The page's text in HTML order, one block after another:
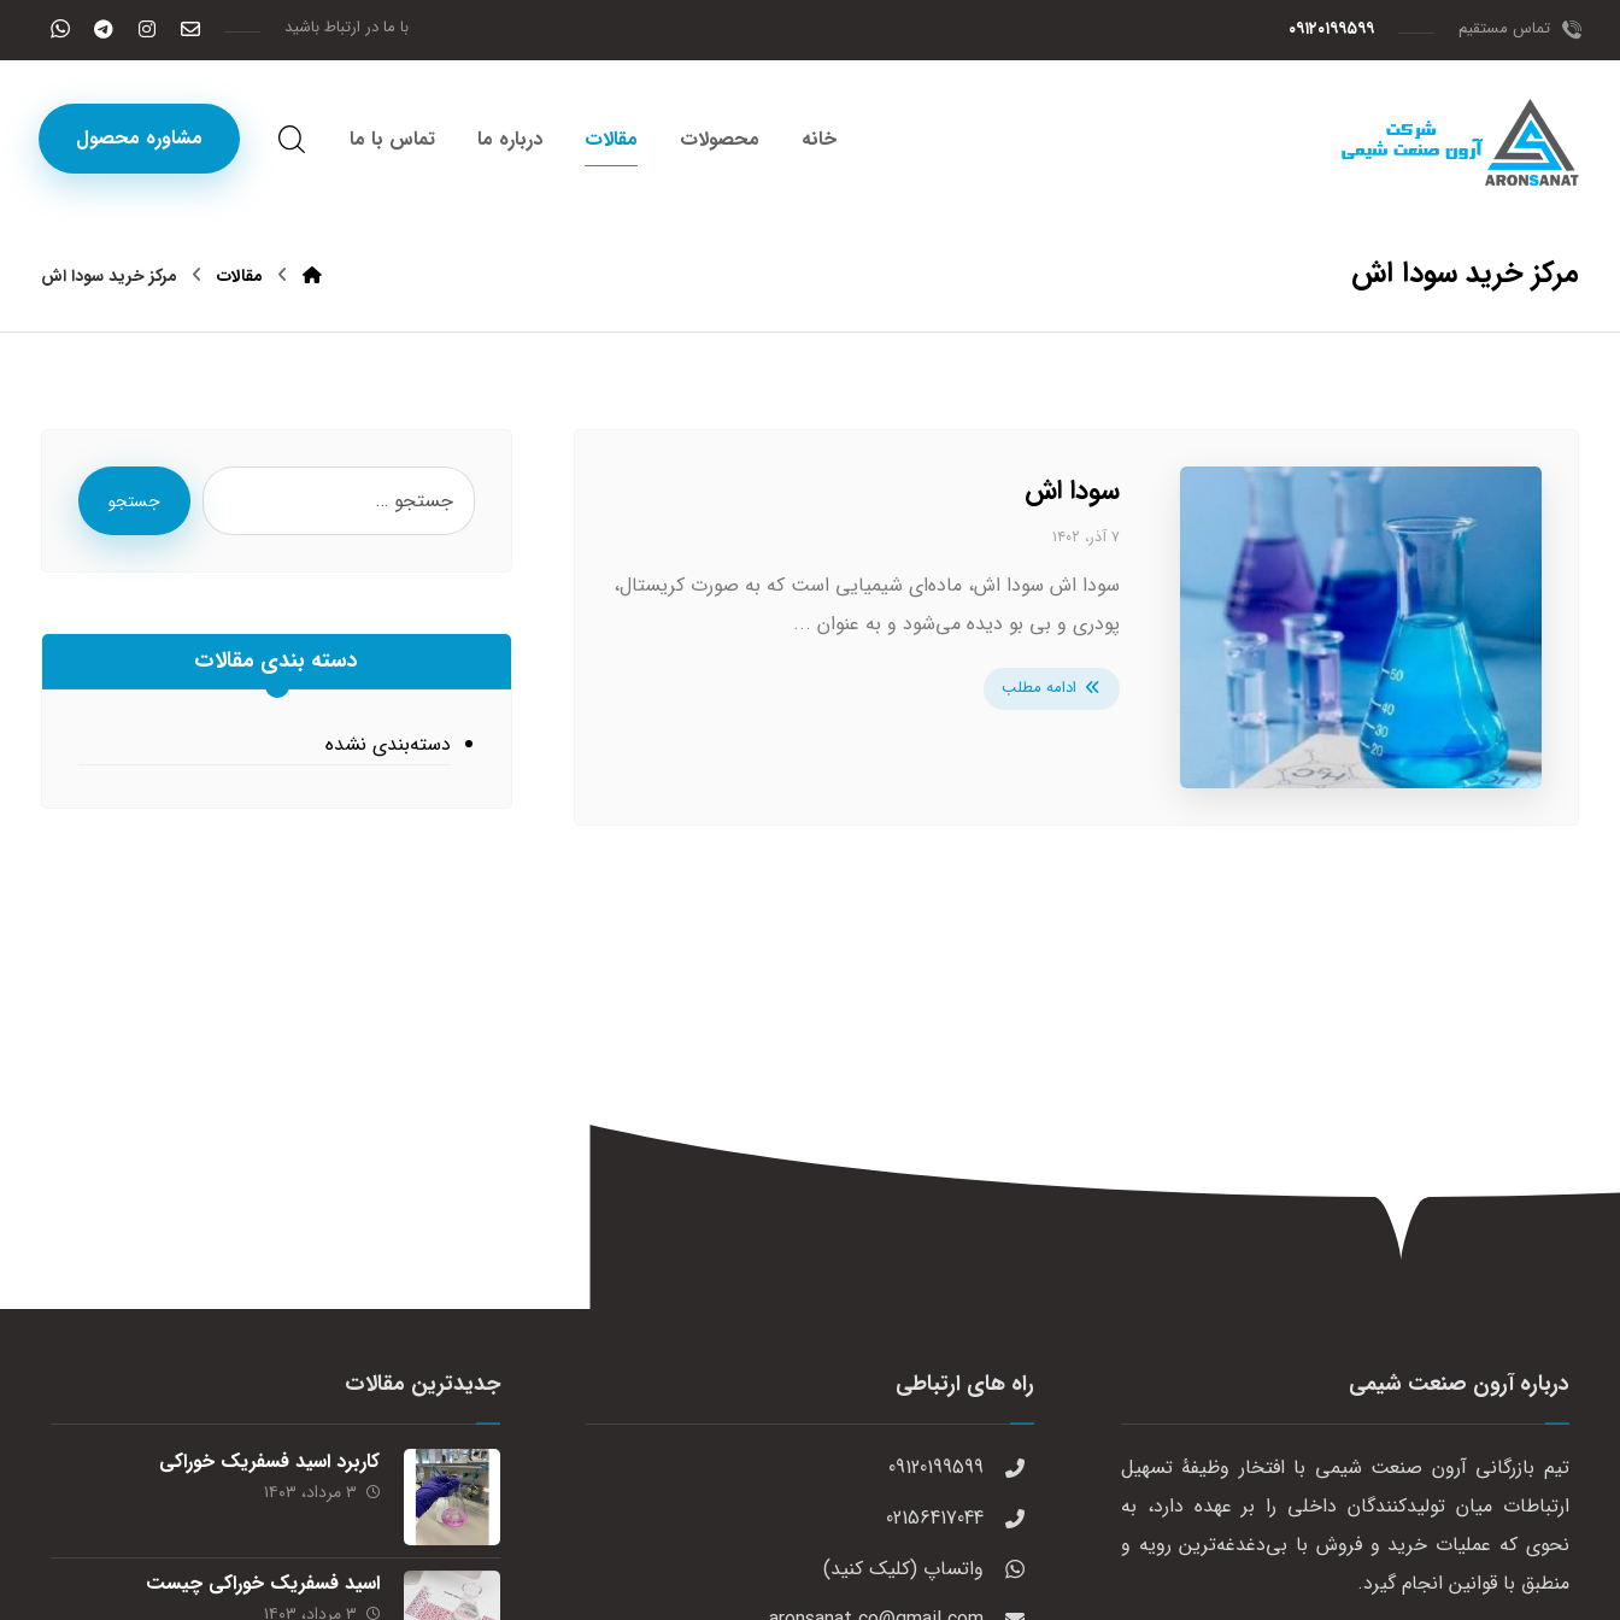
تماس مستقیم ۰۹۱۲۰۱۹۹۵۹۹ با ما در ارتباط باشید
مشاوره محصول خانه محصولات مقالات درباره ما تماس با ما
مرکز خرید سودا اش مقالات مرکز خرید سودا اش
سودا اش
۷ آذر، ۱۴۰۲
سودا اش سودا اش، ماده‌ای شیمیایی است که به صورت کریستال،
پودری و بی بو دیده می‌شود و به عنوان ...
ادامه مطلب
جستجو
دسته بندی مقالات
دسته‌بندی نشده
درباره آرون صنعت شیمی
تیم بازرگانی آرون صنعت شیمی با افتخار وظیفهٔ تسهیل
ارتباطات میان تولیدکنندگان داخلی را بر عهده دارد، به
نحوی که عملیات خرید و فروش با بی‌دغدغه‌ترین رویه و
منطبق با قوانین انجام گیرد.
راه های ارتباطی
09120199599
02156417044
واتساپ (کلیک کنید)
جدیدترین مقالات
کاربرد اسید فسفریک خوراکی
۳ مرداد، ۱۴۰۳
اسید فسفریک خوراکی چیست
۳ مرداد، ۱۴۰۳